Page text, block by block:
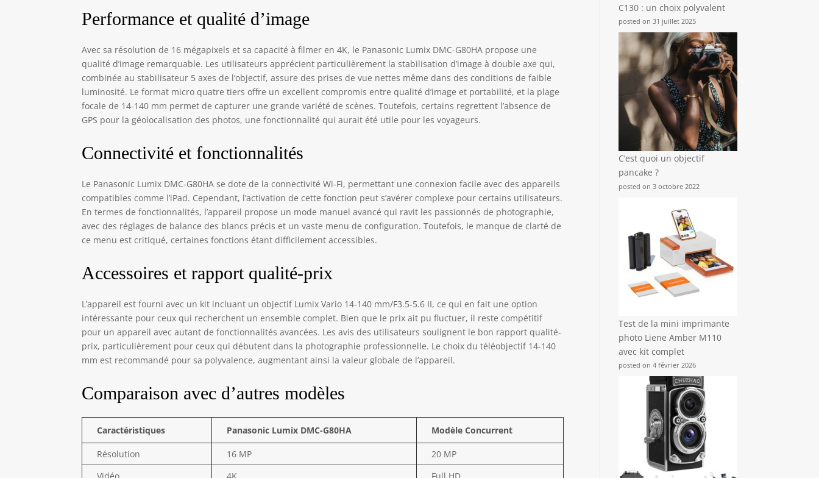
Performance et qualité d’image
Avec sa résolution de 16 mégapixels et sa capacité à filmer en 4K, le Panasonic Lumix DMC-G80HA propose une
qualité d’image remarquable. Les utilisateurs apprécient particulièrement la stabilisation d’image à double axe qui,
combinée au stabilisateur 5 axes de l’objectif, assure des prises de vue nettes même dans des conditions de faible
luminosité. Le format micro quatre tiers offre un excellent compromis entre qualité d’image et portabilité, et la plage
focale de 14-140 mm permet de capturer une grande variété de scènes. Toutefois, certains regrettent l’absence de
GPS pour la géolocalisation des photos, une fonctionnalité qui aurait été utile pour les voyageurs.
Connectivité et fonctionnalités
Le Panasonic Lumix DMC-G80HA se dote de la connectivité Wi-Fi, permettant une connexion facile avec des appareils
compatibles comme l’iPad. Cependant, l’activation de cette fonction peut s’avérer complexe pour certains utilisateurs.
En termes de fonctionnalités, l’appareil propose un mode manuel avancé qui ravit les passionnés de photographie,
avec des réglages de balance des blancs précis et un vaste menu de configuration. Toutefois, le manque de clarté de
ce menu est critiqué, certaines fonctions étant difficilement accessibles.
Accessoires et rapport qualité-prix
L’appareil est fourni avec un kit incluant un objectif Lumix Vario 14-140 mm/F3.5-5.6 II, ce qui en fait une option
intéressante pour ceux qui recherchent un ensemble complet. Bien que le prix ait pu fluctuer, il reste compétitif
pour un appareil avec autant de fonctionnalités avancées. Les avis des utilisateurs soulignent le bon rapport qualité-
prix, particulièrement pour ceux qui débutent dans la photographie professionnelle. Le choix du téléobjectif 14-140
mm est recommandé pour sa polyvalence, augmentant ainsi la valeur globale de l’appareil.
Comparaison avec d’autres modèles
Caractéristiques Panasonic Lumix DMC-G80HA Modèle Concurrent
Résolution 16 MP
20 MP
C130 : un choix polyvalent
posted on 31 juillet 2025
C’est quoi un objectif
pancake ?
posted on 3 octobre 2022
Test de la mini imprimante
photo Liene Amber M110
avec kit complet
posted on 4 février 2026